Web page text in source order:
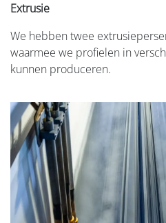
Extrusie
We hebben twee
waarmee we profielen in
kunnen produceren.